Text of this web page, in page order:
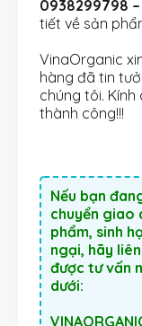
0938299798
tiết về sản
VinaOrganic
hàng đã tin
chúng tôi.
thành công!!!
Nếu bạn
chuyển giao
phẩm, sinh
ngại, hãy
được tư vấn
dưới: